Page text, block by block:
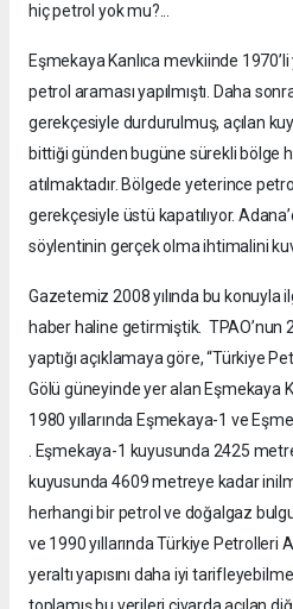
hiç petrol yok mu?...
Eşmekaya Kanlıca mevkiinde
petrol araması yapılmıştı. Daha
gerekçesiyle durdurulmuş, açılan
bittiği günden bugüne sürekli bölge
atılmaktadır. Bölgede yeterince
gerekçesiyle üstü kapatılıyor.
söylentinin gerçek olma ihtimalini
Gazetemiz 2008 yılında bu konuyla
haber haline getirmiştik. TPAO’nun
yaptığı açıklamaya göre, “Türkiye
Gölü güneyinde yer alan Eşmekaya
1980 yıllarında Eşmekaya-1 ve
. Eşmekaya-1 kuyusunda 2425
kuyusunda 4609 metreye kadar
herhangi bir petrol ve doğalgaz
ve 1990 yıllarında Türkiye Petrolleri
yeraltı yapısını daha iyi